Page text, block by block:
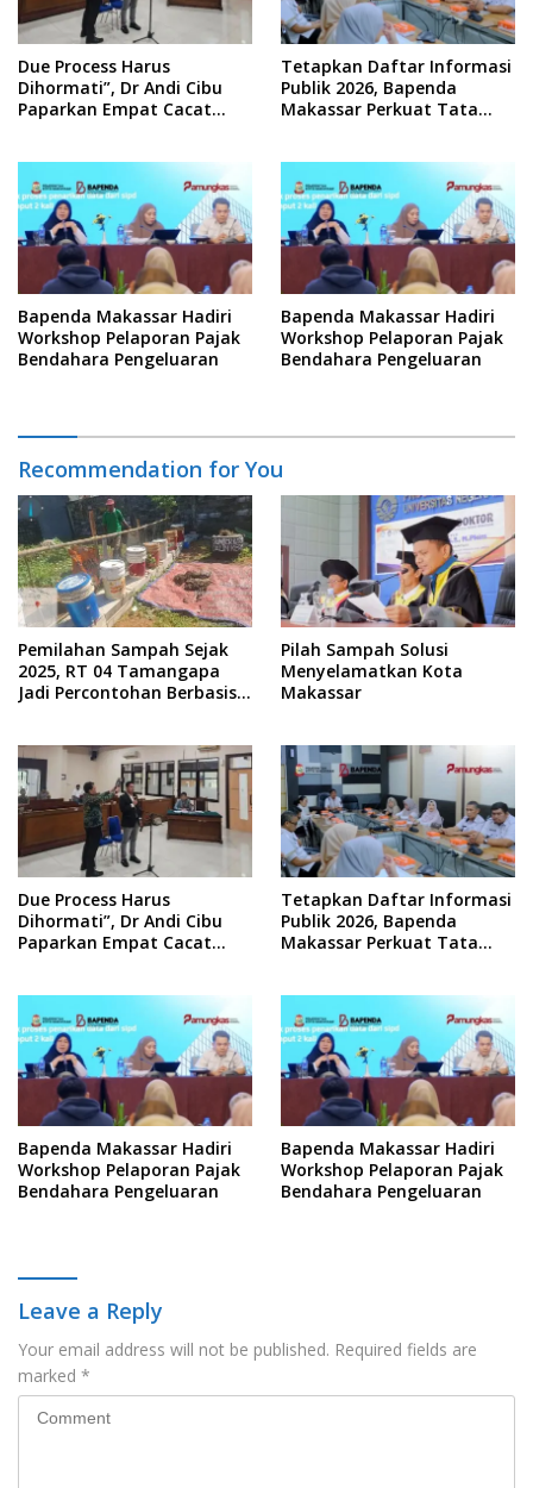
Due Process Harus
Dihormati”, Dr Andi Cibu
Paparkan Empat Cacat
Tetapkan Daftar Informasi
Publik 2026, Bapenda
Makassar Perkuat Tata
Bapenda Makassar Hadiri
Workshop Pelaporan Pajak
Bendahara Pengeluaran
Bapenda Makassar Hadiri
Workshop Pelaporan Pajak
Bendahara Pengeluaran
Recommendation for You
Pemilahan Sampah Sejak
2025, RT 04 Tamangapa
Jadi Percontohan Berbasis
Pilah Sampah Solusi
Menyelamatkan Kota
Makassar
Due Process Harus
Dihormati”, Dr Andi Cibu
Paparkan Empat Cacat
Tetapkan Daftar Informasi
Publik 2026, Bapenda
Makassar Perkuat Tata
Bapenda Makassar Hadiri
Workshop Pelaporan Pajak
Bendahara Pengeluaran
Bapenda Makassar Hadiri
Workshop Pelaporan Pajak
Bendahara Pengeluaran
Leave a Reply
Your email address will not be published. Required fields are
marked *